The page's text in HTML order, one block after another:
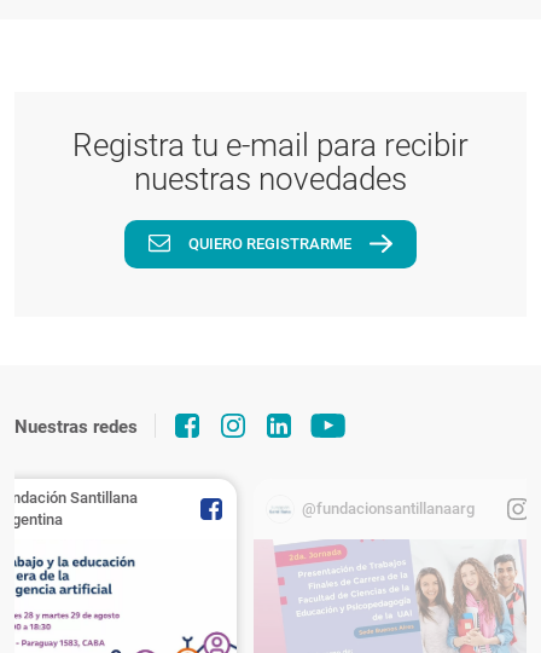
Registra tu e-mail para recibir
nuestras novedades
QUIERO REGISTRARME
Nuestras redes
Santillana
@fundacionsantillanaarg